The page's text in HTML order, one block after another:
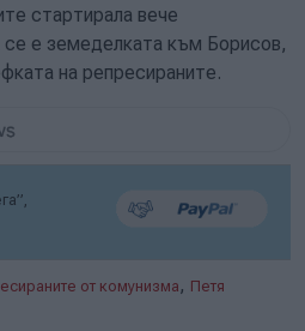
стартирала вече
се е земеделката към Борисов,
на репресираните.
от комунизма , Петя